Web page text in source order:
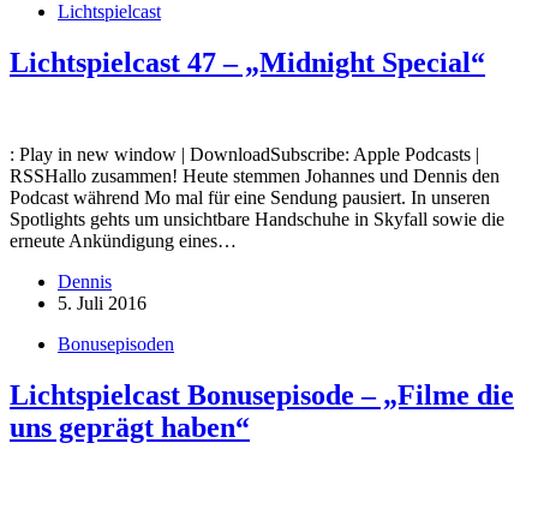
Lichtspielcast
Lichtspielcast 47 – „Midnight Special“
: Play in new window | DownloadSubscribe: Apple Podcasts |
RSSHallo zusammen! Heute stemmen Johannes und Dennis den
Podcast während Mo mal für eine Sendung pausiert. In unseren
Spotlights gehts um unsichtbare Handschuhe in Skyfall sowie die
erneute Ankündigung eines…
Dennis
5. Juli 2016
Bonusepisoden
Lichtspielcast Bonusepisode – „Filme die
uns geprägt haben“